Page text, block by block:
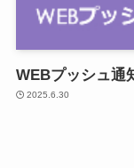
WEBプッシュ通
2025.6.30